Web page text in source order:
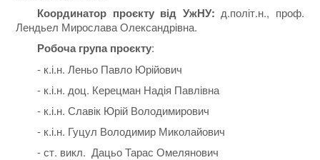
Координатор проєкту від УжНУ: д.політ.н., проф.
Лендьел Мирослава Олександрівна.
Робоча група проєкту:
- к.і.н. Леньо Павло Юрійович
- к.і.н. доц. Керецман Надія Павлівна
- к.і.н. Славік Юрій Володимирович
- к.і.н. Гуцул Володимир Миколайович
- ст. викл. Дацьо Тарас Омелянович